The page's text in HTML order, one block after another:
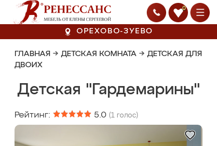
0
ОРЕХОВО-ЗУЕВО
ГЛАВНАЯ → ДЕТСКАЯ КОМНАТА → ДЕТСКАЯ ДЛЯ
ДВОИХ
Детская "Гардемарины"
Рейтинг: 5.0 (1 голос)